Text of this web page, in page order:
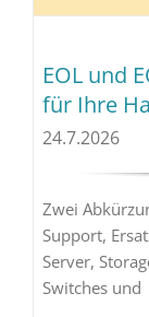
EOL und
für Ihre
24.7.2026
Zwei
Support,
Server,
Switches und